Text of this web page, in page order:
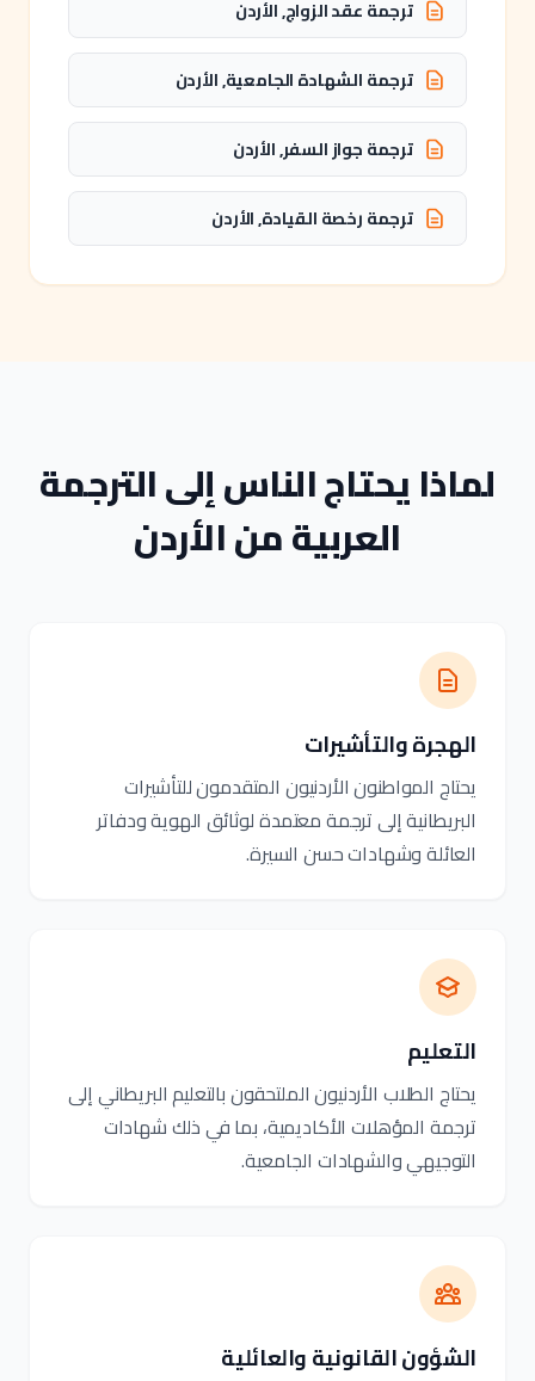
ترجمة عقد الزواج, الأردن
ترجمة الشهادة الجامعية, الأردن
ترجمة جواز السفر, الأردن
ترجمة رخصة القيادة, الأردن
لماذا يحتاج الناس إلى الترجمة
العربية من الأردن
الهجرة والتأشيرات
يحتاج المواطنون الأردنيون المتقدمون للتأشيرات
البريطانية إلى ترجمة معتمدة لوثائق الهوية ودفاتر
العائلة وشهادات حسن السيرة.
التعليم
يحتاج الطلاب الأردنيون الملتحقون بالتعليم البريطاني إلى
ترجمة المؤهلات الأكاديمية، بما في ذلك شهادات
التوجيهي والشهادات الجامعية.
الشؤون القانونية والعائلية